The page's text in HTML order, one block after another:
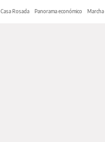
Casa Rosada Panorama económico Marcha